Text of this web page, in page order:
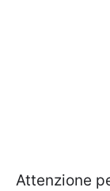
Attenzione